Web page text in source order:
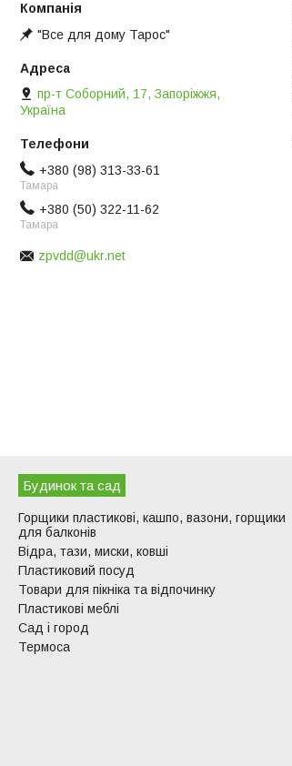
"Все для дому Тарос"
пр-т Соборний, 17, Запоріжжя,
Україна
+380 (98) 313-33-61
Тамара
+380 (50) 322-11-62
Тамара
zpvdd@ukr.net
Будинок та сад
Горщики пластикові, кашпо, вазони, горщики
для балконів
Відра, тази, миски, ковші
Пластиковий посуд
Товари для пікніка та відпочинку
Пластикові меблі
Сад і город
Термоса